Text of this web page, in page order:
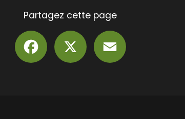
Partagez cette page
Facebook